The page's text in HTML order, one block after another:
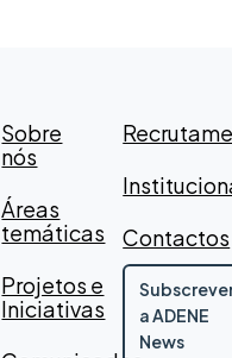
Sobre
nós
Áreas
temáticas
Projetos e
Iniciativas
Contactos
a ADENE
News